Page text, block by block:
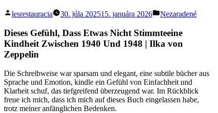
Posted
lesrestauracia 30. júla 202515. januára 2026
Posted
Nezaradené
Dieses Gefühl, Dass Etwas Nicht Stimmteeine
Kindheit Zwischen 1940 Und 1948 | Ilka von
Zeppelin
Die Schreibweise war sparsam und elegant, eine subtile bücher aus
Sprache und Emotion, kindle ein Gefühl von Einfachheit und
Klarheit schuf, das tiefgreifend überzeugend war. Im Rückblick
freue ich mich, dass ich mich auf dieses Buch eingelassen habe,
trotz meiner anfänglichen Bedenken.